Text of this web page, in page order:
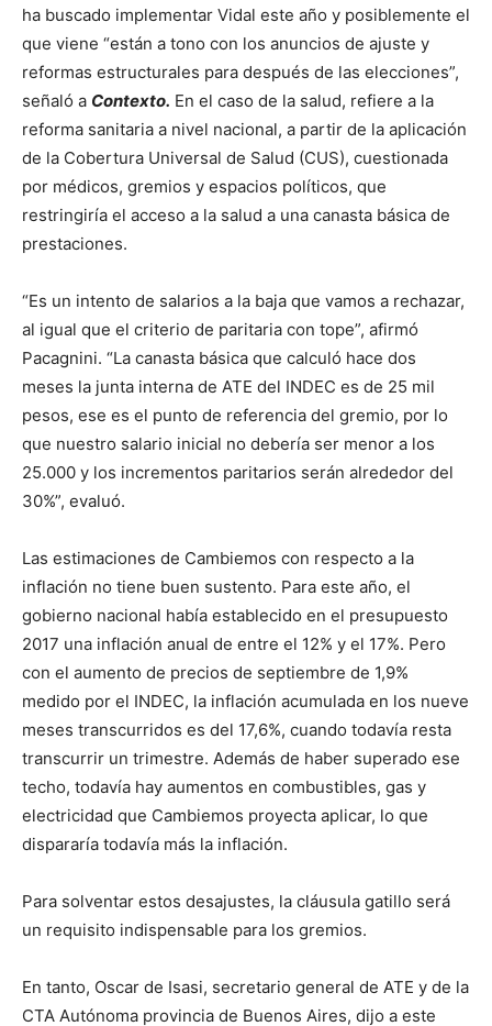
ha buscado implementar Vidal este año y posiblemente el
que viene “están a tono con los anuncios de ajuste y
reformas estructurales para después de las elecciones”,
señaló a Contexto. En el caso de la salud, refiere a la
reforma sanitaria a nivel nacional, a partir de la aplicación
de la Cobertura Universal de Salud (CUS), cuestionada
por médicos, gremios y espacios políticos, que
restringiría el acceso a la salud a una canasta básica de
prestaciones.
“Es un intento de salarios a la baja que vamos a rechazar,
al igual que el criterio de paritaria con tope”, afirmó
Pacagnini. “La canasta básica que calculó hace dos
meses la junta interna de ATE del INDEC es de 25 mil
pesos, ese es el punto de referencia del gremio, por lo
que nuestro salario inicial no debería ser menor a los
25.000 y los incrementos paritarios serán alrededor del
30%”, evaluó.
Las estimaciones de Cambiemos con respecto a la
inflación no tiene buen sustento. Para este año, el
gobierno nacional había establecido en el presupuesto
2017 una inflación anual de entre el 12% y el 17%. Pero
con el aumento de precios de septiembre de 1,9%
medido por el INDEC, la inflación acumulada en los nueve
meses transcurridos es del 17,6%, cuando todavía resta
transcurrir un trimestre. Además de haber superado ese
techo, todavía hay aumentos en combustibles, gas y
electricidad que Cambiemos proyecta aplicar, lo que
dispararía todavía más la inflación.
Para solventar estos desajustes, la cláusula gatillo será
un requisito indispensable para los gremios.
En tanto, Oscar de Isasi, secretario general de ATE y de la
CTA Autónoma provincia de Buenos Aires, dijo a este